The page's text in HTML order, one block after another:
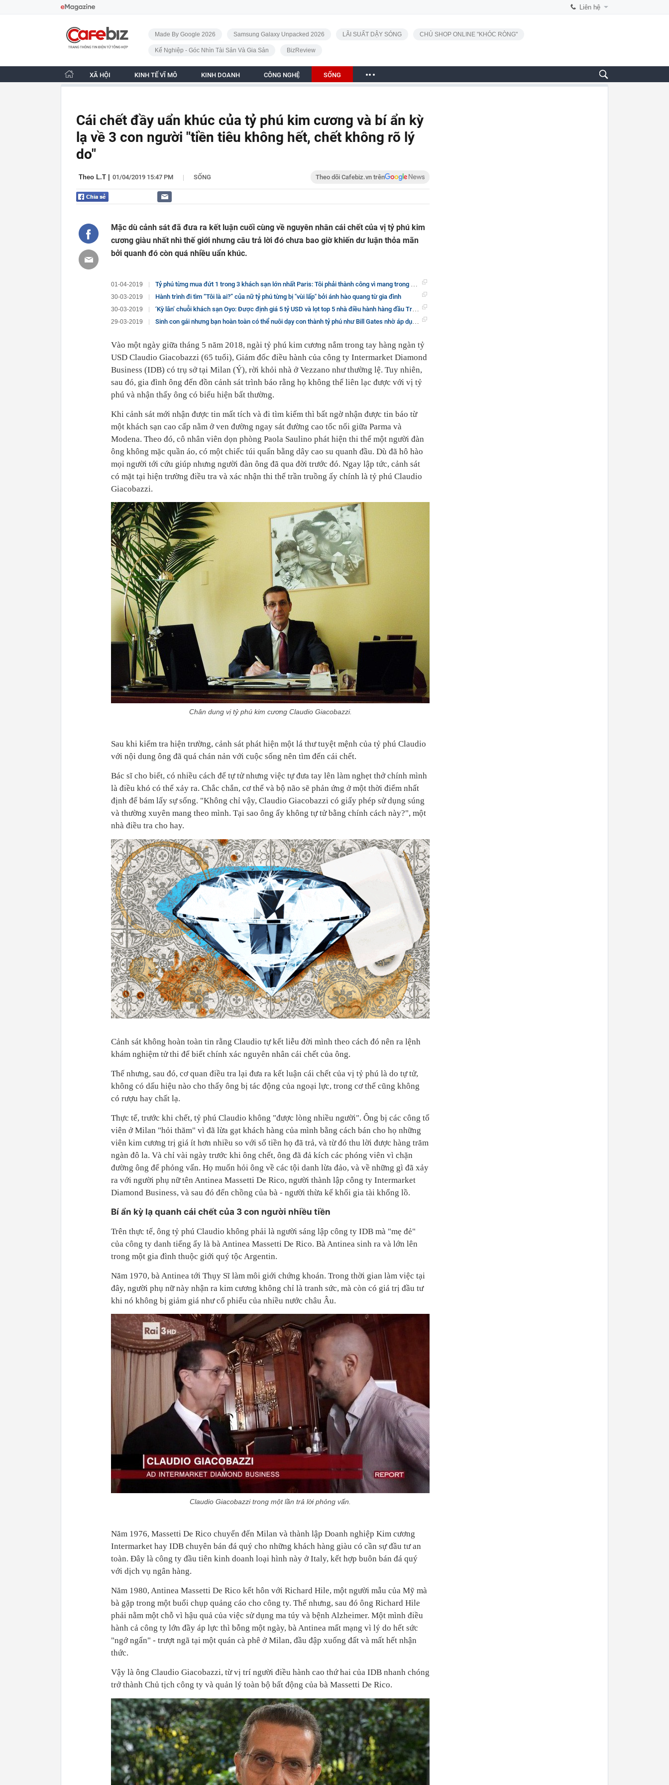
Liên hệ
CafeBiz - Trang chủ
Made By Google 2026 Samsung Galaxy Unpacked 2026 LÃI SUẤT DẬY SÓNG CHỦ SHOP ONLINE "KHÓC RÒNG"
Kế Nghiệp - Góc Nhìn Tài Sản Và Gia Sản BizReview
XÃ HỘI KINH TẾ VĨ MÔ KINH DOANH CÔNG NGHỆ SỐNG
Cái chết đầy uẩn khúc của tỷ phú kim cương và bí ẩn kỳ
lạ về 3 con người "tiền tiêu không hết, chết không rõ lý
do"
Theo L.T 01/04/2019 15:47 PM | SỐNG Theo dõi Cafebiz.vn trên
Mặc dù cảnh sát đã đưa ra kết luận cuối cùng về nguyên nhân cái chết của vị tỷ phú kim
cương giàu nhất nhì thế giới nhưng câu trả lời đó chưa bao giờ khiến dư luận thỏa mãn
bởi quanh đó còn quá nhiều uẩn khúc.
01-04-2019 Tỷ phú từng mua đứt 1 trong 3 khách sạn lớn nhất Paris: Tôi phải thành công vì mang trong mình dòng máu Việt!
30-03-2019 Hành trình đi tìm “Tôi là ai?” của nữ tỷ phú từng bị "vùi lấp" bởi ánh hào quang từ gia đình
30-03-2019 ‘Kỳ lân’ chuỗi khách sạn Oyo: Được định giá 5 tỷ USD và lọt top 5 nhà điều hành hàng đầu Trung Quốc nhờ một câu nói của tỷ phú ‘liều ăn nhiều’ Masayoshi Son
29-03-2019 Sinh con gái nhưng bạn hoàn toàn có thể nuôi dạy con thành tỷ phú như Bill Gates nhờ áp dụng những cách này
Vào một ngày giữa tháng 5 năm 2018, ngài tỷ phú kim cương nắm trong tay hàng ngàn tỷ
USD Claudio Giacobazzi (65 tuổi), Giám đốc điều hành của công ty Intermarket Diamond
Business (IDB) có trụ sở tại Milan (Ý), rời khỏi nhà ở Vezzano như thường lệ. Tuy nhiên,
sau đó, gia đình ông đến đồn cảnh sát trình báo rằng họ không thể liên lạc được với vị tỷ
phú và nhận thấy ông có biểu hiện bất thường.
Khi cảnh sát mới nhận được tin mất tích và đi tìm kiếm thì bất ngờ nhận được tin báo từ
một khách sạn cao cấp nằm ở ven đường ngay sát đường cao tốc nối giữa Parma và
Modena. Theo đó, cô nhân viên dọn phòng Paola Saulino phát hiện thi thể một người đàn
ông không mặc quần áo, có một chiếc túi quấn bằng dây cao su quanh đầu. Dù đã hô hào
mọi người tới cứu giúp nhưng người đàn ông đã qua đời trước đó. Ngay lập tức, cảnh sát
có mặt tại hiện trường điều tra và xác nhận thi thể trần truồng ấy chính là tỷ phú Claudio
Giacobazzi.
Chân dung vị tỷ phú kim cương Claudio Giacobazzi.
Sau khi kiểm tra hiện trường, cảnh sát phát hiện một lá thư tuyệt mệnh của tỷ phú Claudio
với nội dung ông đã quá chán nản với cuộc sống nên tìm đến cái chết.
Bác sĩ cho biết, có nhiều cách để tự tử nhưng việc tự đưa tay lên làm nghẹt thở chính mình
là điều khó có thể xảy ra. Chắc chắn, cơ thể và bộ não sẽ phản ứng ở một thời điểm nhất
định để bám lấy sự sống. "Không chỉ vậy, Claudio Giacobazzi có giấy phép sử dụng súng
và thường xuyên mang theo mình. Tại sao ông ấy không tự tử bằng chính cách này?", một
nhà điều tra cho hay.
Cảnh sát không hoàn toàn tin rằng Claudio tự kết liễu đời mình theo cách đó nên ra lệnh
khám nghiệm tử thi để biết chính xác nguyên nhân cái chết của ông.
Thế nhưng, sau đó, cơ quan điều tra lại đưa ra kết luận cái chết của vị tỷ phú là do tự tử,
không có dấu hiệu nào cho thấy ông bị tác động của ngoại lực, trong cơ thể cũng không
có rượu hay chất lạ.
Thực tế, trước khi chết, tỷ phú Claudio không "được lòng nhiều người". Ông bị các công tố
viên ở Milan "hỏi thăm" vì đã lừa gạt khách hàng của mình bằng cách bán cho họ những
viên kim cương trị giá ít hơn nhiều so với số tiền họ đã trả, và từ đó thu lời được hàng trăm
ngàn đô la. Và chỉ vài ngày trước khi ông chết, ông đã đả kích các phóng viên vì chặn
đường ông để phỏng vấn. Họ muốn hỏi ông về các tội danh lừa đảo, và về những gì đã xảy
ra với người phụ nữ tên Antinea Massetti De Rico, người thành lập công ty Intermarket
Diamond Business, và sau đó đến chồng của bà - người thừa kế khối gia tài khổng lồ.
Bí ẩn kỳ lạ quanh cái chết của 3 con người nhiều tiền
Trên thực tế, ông tỷ phú Claudio không phải là người sáng lập công ty IDB mà "mẹ đẻ"
của công ty danh tiếng ấy là bà Antinea Massetti De Rico. Bà Antinea sinh ra và lớn lên
trong một gia đình thuộc giới quý tộc Argentin.
Năm 1970, bà Antinea tới Thụy Sĩ làm môi giới chứng khoán. Trong thời gian làm việc tại
đây, người phụ nữ này nhận ra kim cương không chỉ là tranh sức, mà còn có giá trị đầu tư
khi nó không bị giảm giá như cổ phiếu của nhiều nước châu Âu.
Claudio Giacobazzi trong một lần trả lời phỏng vấn.
Năm 1976, Massetti De Rico chuyển đến Milan và thành lập Doanh nghiệp Kim cương
Intermarket hay IDB chuyên bán đá quý cho những khách hàng giàu có cần sự đầu tư an
toàn. Đây là công ty đầu tiên kinh doanh loại hình này ở Italy, kết hợp buôn bán đá quý
với dịch vụ ngân hàng.
Năm 1980, Antinea Massetti De Rico kết hôn với Richard Hile, một người mẫu của Mỹ mà
bà gặp trong một buổi chụp quảng cáo cho công ty. Thế nhưng, sau đó ông Richard Hile
phải nằm một chỗ vì hậu quả của việc sử dụng ma túy và bệnh Alzheimer. Một mình điều
hành cả công ty lớn đầy áp lực thì bỗng một ngày, bà Antinea mất mạng vì lý do hết sức
"ngớ ngẩn" - trượt ngã tại một quán cà phê ở Milan, đầu đập xuống đất và mất hết nhận
thức.
Vậy là ông Claudio Giacobazzi, từ vị trí người điều hành cao thứ hai của IDB nhanh chóng
trở thành Chủ tịch công ty và quản lý toàn bộ bất động của bà Massetti De Rico.